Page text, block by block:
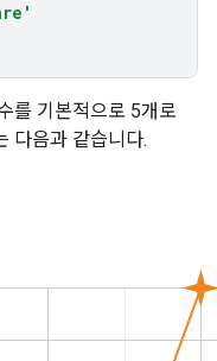
를 기본적으로 5개로
다음과 같습니다.